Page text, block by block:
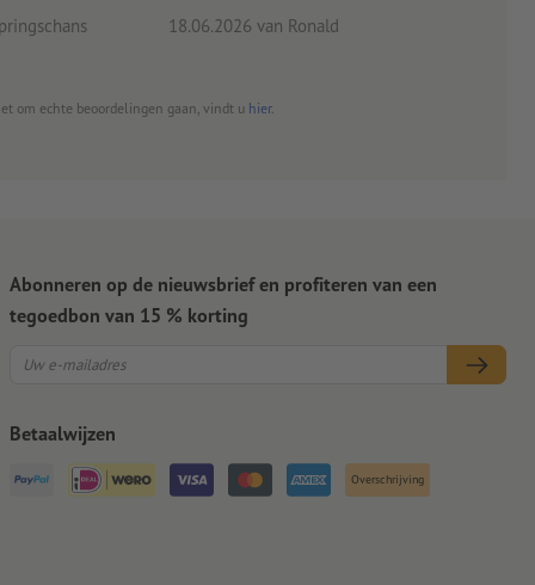
18.06.2026 van Ronald
om echte beoordelingen gaan, vindt u hier.
Abonneren op de nieuwsbrief en profiteren van een
tegoedbon van 15 % korting
Betaalwijzen
Overschrijving